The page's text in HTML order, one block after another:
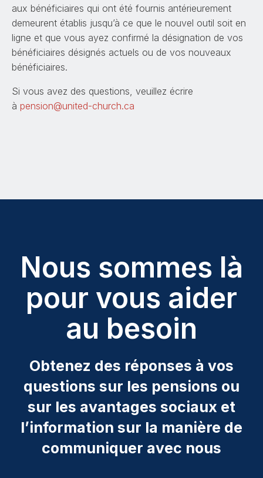
aux bénéficiaires qui ont été fournis antérieurement
demeurent établis jusqu’à ce que le nouvel outil soit en
ligne et que vous ayez confirmé la désignation de vos
bénéficiaires désignés actuels ou de vos nouveaux
bénéficiaires.
Si vous avez des questions, veuillez écrire
à pension@united-church.ca
Nous sommes là
pour vous aider
au besoin
Obtenez des réponses à vos
questions sur les pensions ou
sur les avantages sociaux et
l’information sur la manière de
communiquer avec nous